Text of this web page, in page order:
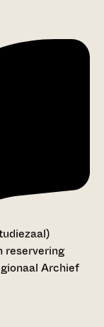
reservering
Archief